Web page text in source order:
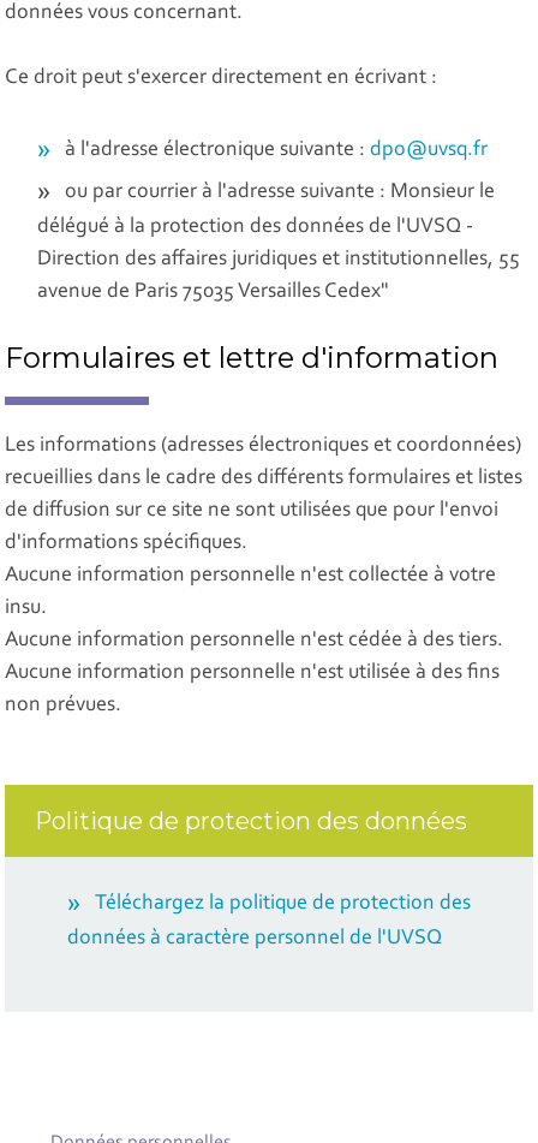
données vous concernant.
Ce droit peut s'exercer directement en écrivant :
à l'adresse électronique suivante :dpo@uvsq.fr
ou par courrier à l'adresse suivante : Monsieur le
délégué à la protection des données de l'UVSQ -
Direction des affaires juridiques et institutionnelles, 55
avenue de Paris 75035 Versailles Cedex"
Formulaires et lettre d'information
Les informations (adresses électroniques et coordonnées)
recueillies dans le cadre des différents formulaires et listes
de diffusion sur ce site ne sont utilisées que pour l'envoi
d'informations spécifiques.
Aucune information personnelle n'est collectée à votre
insu.
Aucune information personnelle n'est cédée à des tiers.
Aucune information personnelle n'est utilisée à des fins
non prévues.
Politique de protection des données
Téléchargez la politique de protection des
données à caractère personnel de l'UVSQ